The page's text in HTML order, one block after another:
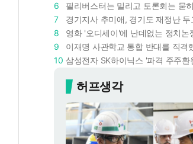
6
7
8
9
10
허프생각